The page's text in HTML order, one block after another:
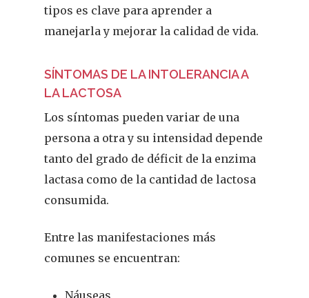
tipos es clave para aprender a
manejarla y mejorar la calidad de vida.
SÍNTOMAS DE LA INTOLERANCIA A
LA LACTOSA
Los síntomas pueden variar de una
persona a otra y su intensidad depende
tanto del grado de déficit de la enzima
lactasa como de la cantidad de lactosa
consumida.
Entre las manifestaciones más
comunes se encuentran:
Náuseas